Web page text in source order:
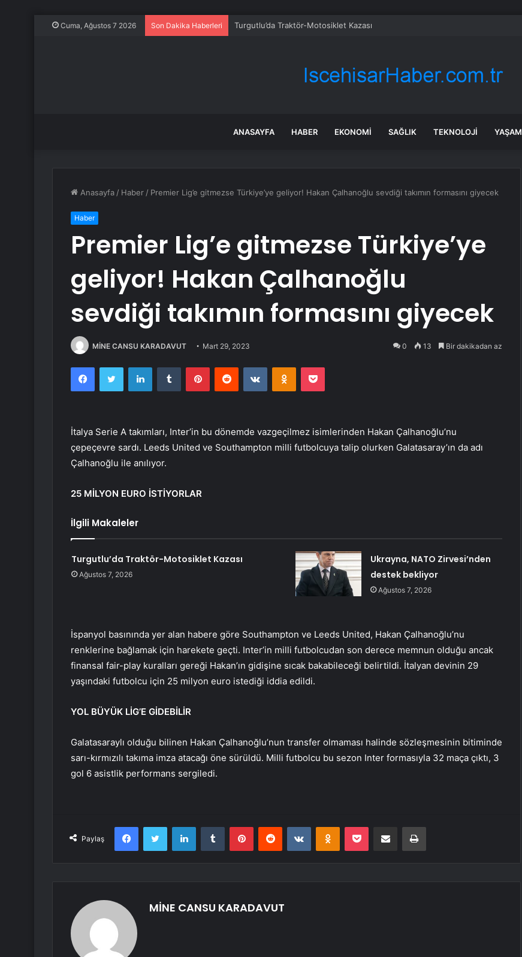
Cuma, Ağustos 7 2026 Son Dakika Haberleri Ukrayna, NATO Zirvesi’nden destek bekliyor
ANASAYFA HABER EKONOMI SAĞLIK TEKNOLOJI YAŞAM
Anasayfa / Haber / Premier Lig’e gitmezse Türkiye’ye geliyor! Hakan Çalhanoğlu sevdiği takımın formasını giyecek
Haber
Premier Lig’e gitmezse Türkiye’ye
geliyor! Hakan Çalhanoğlu
sevdiği takımın formasını giyecek
MİNE CANSU KARADAVUT Mart 29, 2023 0 13 Bir dakikadan az
FacebookTwitter LinkedInTumblr PinterestReddit VKontakteOdnoklassniki
Pocket
İtalya Serie A takımları, Inter’in bu dönemde vazgeçilmez isimlerinden Hakan Çalhanoğlu’nu
çepeçevre sardı. Leeds United ve Southampton milli futbolcuya talip olurken Galatasaray’ın da adı
Çalhanoğlu ile anılıyor.
25 MİLYON EURO İSTİYORLAR
İlgili Makaleler
Turgutlu’da Traktör-Motosiklet Kazası
Ağustos 7, 2026
Ukrayna, NATO Zirvesi’nden
destek bekliyor
Ağustos 7, 2026
İspanyol basınında yer alan habere göre Southampton ve Leeds United, Hakan Çalhanoğlu’nu
renklerine bağlamak için harekete geçti. Inter’in milli futbolcudan son derece memnun olduğu ancak
finansal fair-play kuralları gereği Hakan’ın gidişine sıcak bakabileceği belirtildi. İtalyan devinin 29
yaşındaki futbolcu için 25 milyon euro istediği iddia edildi.
YOL BÜYÜK LİG’E GİDEBİLİR
Galatasaraylı olduğu bilinen Hakan Çalhanoğlu’nun transfer olmaması halinde sözleşmesinin bitiminde
sarı-kırmızılı takıma imza atacağı öne sürüldü. Milli futbolcu bu sezon Inter formasıyla 32 maça çıktı, 3
gol 6 asistlik performans sergiledi.
Paylaş
FacebookTwitter LinkedInTumblr PinterestReddit VKontakteOdnoklassniki
Pocket E-Posta ile paylaş Yazdır
MİNE CANSU KARADAVUT